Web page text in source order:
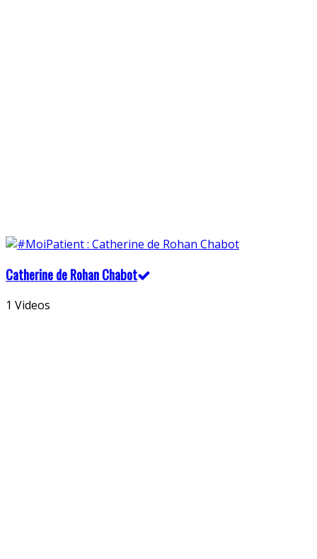
Catherine de Rohan Chabot
1 Videos